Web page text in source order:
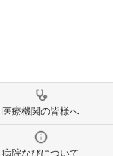
医療機関の皆様へ
病院なびについて